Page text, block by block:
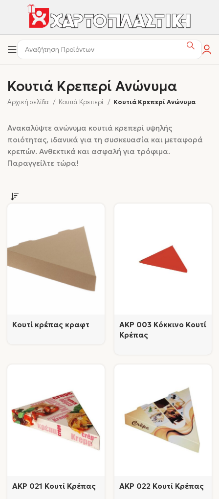
Κουτιά Κρεπερί Ανώνυμα
Αρχική σελίδα Κουτιά Κρεπερί Κουτιά Κρεπερί Ανώνυμα
Ανακαλύψτε ανώνυμα κουτιά κρεπερί υψηλής
ποιότητας, ιδανικά για τη συσκευασία και μεταφορά
κρεπών. Ανθεκτικά και ασφαλή για τρόφιμα.
Παραγγείλτε τώρα!
Κουτί κρέπας κραφτ
AKP 003 Κόκκινο Κουτί
Κρέπας
AKP 021 Κουτί Κρέπας AKP 022 Κουτί Κρέπας